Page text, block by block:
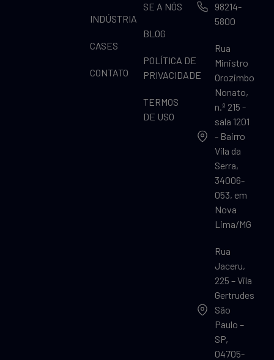
INDÚSTRIA
CASES
CONTATO
SE A NÓS
BLOG
POLÍTICA DE
PRIVACIDADE
TERMOS
DE USO
98214-
5800
Rua
Ministro
Orozimbo
Nonato,
n.º 215 -
sala 1201
- Bairro
Vila da
Serra,
34006-
053, em
Nova
Lima/MG
Rua
Jaceru,
225 – Vila
Gertrudes
São
Paulo –
SP,
04705-